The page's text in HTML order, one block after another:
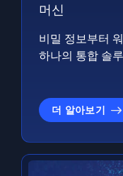
머신
비밀 정보부터
하나의 통합 솔
더 알아보기